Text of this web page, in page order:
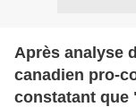
Après analyse
canadien pro-
constatant que